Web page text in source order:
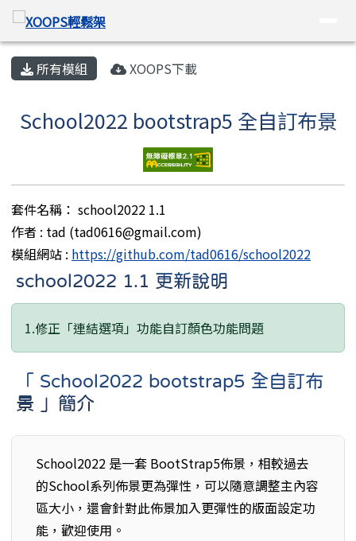
跳至主內容區
XOOPS輕鬆架
導覽列
主內容區域
所有模組 XOOPS下載
School2022 bootstrap5 全自訂布景
套件名稱： school2022 1.1
作者 : tad (tad0616@gmail.com)
模組網站 : https://github.com/tad0616/school2022
school2022 1.1 更新說明
1.修正「連結選項」功能自訂顏色功能問題
「 School2022 bootstrap5 全自訂布
景 」簡介
School2022 是一套 BootStrap5佈景，相較過去
的School系列佈景更為彈性，可以隨意調整主內容
區大小，還會針對此佈景加入更彈性的版面設定功
能，歡迎使用。
頁尾區域